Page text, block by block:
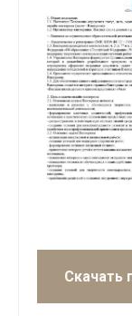
Скачать